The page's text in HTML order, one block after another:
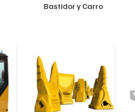
Bastidor y Carro